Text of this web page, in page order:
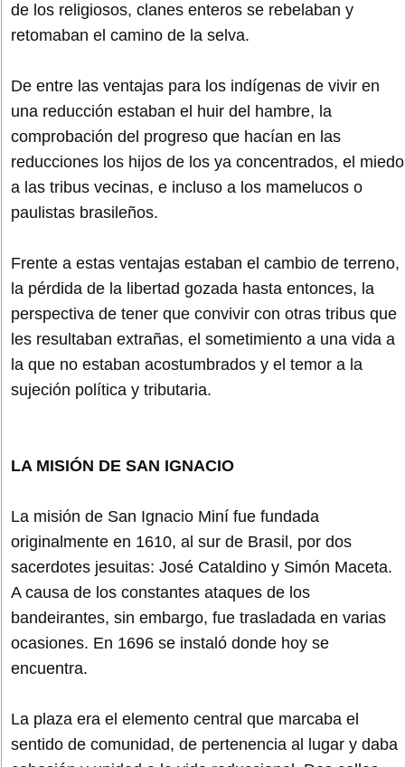
de los religiosos, clanes enteros se rebelaban y
retomaban el camino de la selva.
De entre las ventajas para los indígenas de vivir en
una reducción estaban el huir del hambre, la
comprobación del progreso que hacían en las
reducciones los hijos de los ya concentrados, el miedo
a las tribus vecinas, e incluso a los mamelucos o
paulistas brasileños.
Frente a estas ventajas estaban el cambio de terreno,
la pérdida de la libertad gozada hasta entonces, la
perspectiva de tener que convivir con otras tribus que
les resultaban extrañas, el sometimiento a una vida a
la que no estaban acostumbrados y el temor a la
sujeción política y tributaria.
LA MISIÓN DE SAN IGNACIO
La misión de San Ignacio Miní fue fundada
originalmente en 1610, al sur de Brasil, por dos
sacerdotes jesuitas: José Cataldino y Simón Maceta.
A causa de los constantes ataques de los
bandeirantes, sin embargo, fue trasladada en varias
ocasiones. En 1696 se instaló donde hoy se
encuentra.
La plaza era el elemento central que marcaba el
sentido de comunidad, de pertenencia al lugar y daba